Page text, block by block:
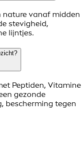
nature vanaf midden
stevigheid,
lijntjes.
Peptiden, Vitamine
gezonde
bescherming tegen